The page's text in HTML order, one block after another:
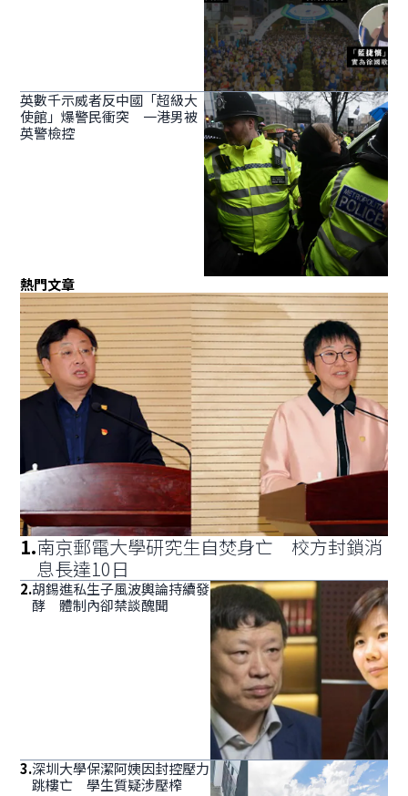
英數千示威者反中國「超級大
使館」爆警民衝突 一港男被
英警檢控
熱門文章
1.南京郵電大學研究生自焚身亡 校方封鎖消
息長達10日
2.胡錫進私生子風波輿論持續發
酵 體制內卻禁談醜聞
3.深圳大學保潔阿姨因封控壓力
跳樓亡 學生質疑涉壓榨